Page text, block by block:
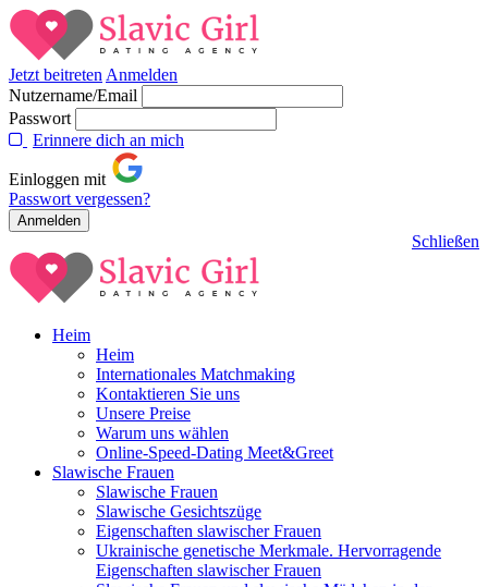
Jetzt beitreten Anmelden
Nutzername/Email
Passwort
Erinnere dich an mich
Einloggen mit
Passwort vergessen?
Schließen
Heim
Heim
Internationales Matchmaking
Kontaktieren Sie uns
Unsere Preise
Warum uns wählen
Online-Speed-Dating Meet&Greet
Slawische Frauen
Slawische Frauen
Slawische Gesichtszüge
Eigenschaften slawischer Frauen
Ukrainische genetische Merkmale. Hervorragende
Eigenschaften slawischer Frauen